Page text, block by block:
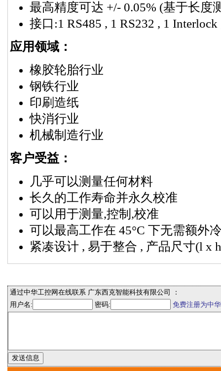
最高精度可达 +/- 0.05% (基于长度
接口:1 RS485 , 1 RS232 , 1
应用领域：
橡胶轮胎行业
钢铁行业
印刷造纸
快消行业
机械制造行业
客户受益：
几乎可以测量任何材料
长久的工作寿命并永久校准
可以用于测量,控制,校准
可以最高工作在 45°C 下无需额外
紧凑设计 , 易于整合 , 产品尺寸(l x
通过中华工控网在线联系 广东西克智能科技有限公司 ：
用户名:
密码: 免费注册为中